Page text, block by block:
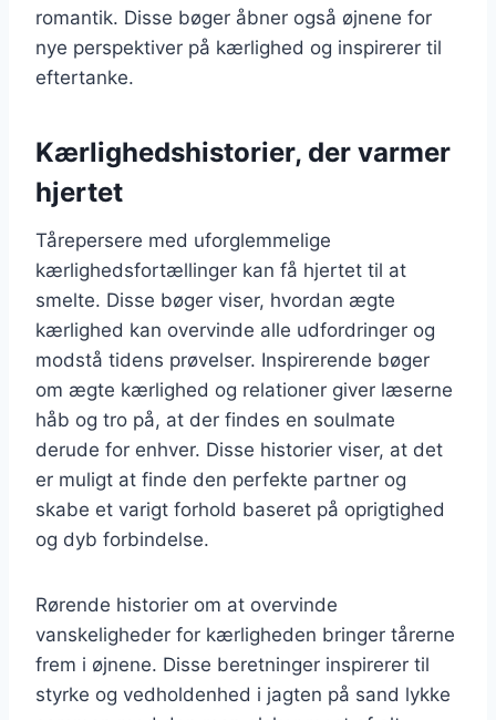
romantik. Disse bøger åbner også øjnene for
nye perspektiver på kærlighed og inspirerer til
eftertanke.
Kærlighedshistorier, der varmer
hjertet
Tårepersere med uforglemmelige
kærlighedsfortællinger kan få hjertet til at
smelte. Disse bøger viser, hvordan ægte
kærlighed kan overvinde alle udfordringer og
modstå tidens prøvelser. Inspirerende bøger
om ægte kærlighed og relationer giver læserne
håb og tro på, at der findes en soulmate
derude for enhver. Disse historier viser, at det
er muligt at finde den perfekte partner og
skabe et varigt forhold baseret på oprigtighed
og dyb forbindelse.
Rørende historier om at overvinde
vanskeligheder for kærligheden bringer tårerne
frem i øjnene. Disse beretninger inspirerer til
styrke og vedholdenhed i jagten på sand lykke